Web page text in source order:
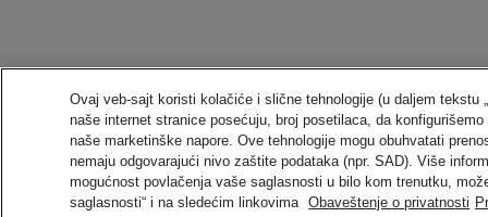
Ovaj veb-sajt koristi kolačiće i slične tehnologije (u daljem tekstu
naše internet stranice posećuju, broj posetilaca, da
naše marketinške napore. Ove tehnologije mogu obuhvatati
nemaju odgovarajući nivo zaštite podataka (npr. SAD). Više
mogućnost povlačenja vaše saglasnosti u bilo kom trenutku,
saglasnosti“ i na sledećim linkovima Obaveštenje o privatnosti